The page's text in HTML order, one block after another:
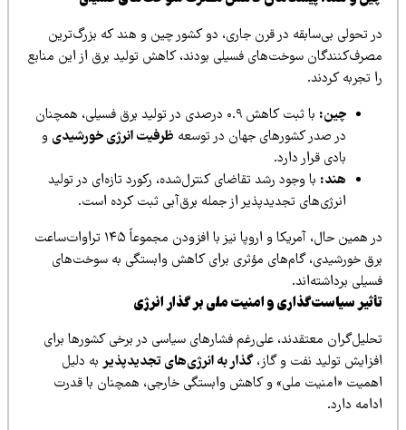
تحولی بی‌سابقه در قرن جاری، دو کشور چین و هند که بزرگ‌ترین
سوخت‌های فسیلی بودند، کاهش تولید برق از این منابع
تجربه کردند.
چین:
با ثبت کاهش ۰.۹ درصدی در تولید برق فسیلی، همچنان
در صدر کشورهای جهان در توسعهظرفیت انرژی خورشیدیو
بادی قرار دارد.
هند: با وجود رشد تقاضای کنترل‌شده، رکورد تازه‌ای در تولید
انرژی‌های تجدیدپذیر از جمله برق‌آبی ثبت کرده است.
در همین حال، آمریکا و اروپا نیز با افزودن مجموعاً ۱۴۵ تراوات‌ساعت
خورشیدی، گام‌های مؤثری برای کاهش وابستگی به سوخت‌های
برداشته‌اند.
سیاست‌گذاری و امنیت ملی بر گذار انرژی
معتقدند، علی‌رغم فشارهای سیاسی در برخی کشورها برای
تولید نفت و گاز،گذار به انرژی‌های تجدیدپذیربه دلیل
«امنیت ملی» و کاهش وابستگی خارجی، همچنان با قدرت
دارد.